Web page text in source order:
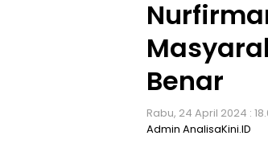
Benar
Rabu, 24 April 2024 :
Admin AnalisaKini.ID